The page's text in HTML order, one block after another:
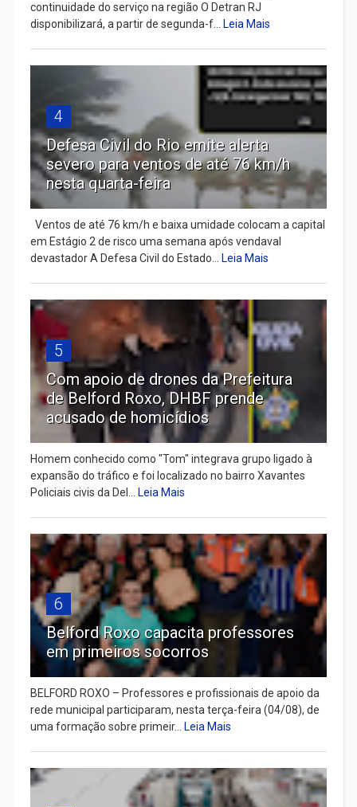
continuidade do serviço na região O Detran RJ
disponibilizará, a partir de segunda-f...
Leia Mais
4
Defesa Civil do Rio emite alerta
severo para ventos de até 76 km/h
nesta quarta-feira
Ventos de até 76 km/h e baixa umidade colocam a capital
em Estágio 2 de risco uma semana após vendaval
devastador A Defesa Civil do Estado...
Leia Mais
5
Com apoio de drones da Prefeitura
de Belford Roxo, DHBF prende
acusado de homicídios
Homem conhecido como "Tom" integrava grupo ligado à
expansão do tráfico e foi localizado no bairro Xavantes
Policiais civis da Del...
Leia Mais
6
Belford Roxo capacita professores
em primeiros socorros
BELFORD ROXO – Professores e profissionais de apoio da
rede municipal participaram, nesta terça-feira (04/08), de
uma formação sobre primeir...
Leia Mais